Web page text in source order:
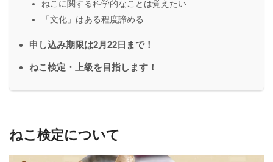
ねこに関する科学的なことは覚えたい
「文化」はある程度諦める
申し込み期限は2月22日まで！
ねこ検定・上級を目指します！
ねこ検定について